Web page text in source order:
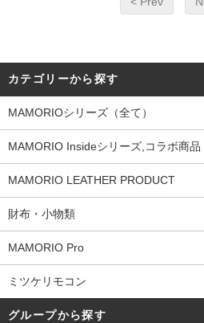
カテゴリーから探す
MAMORIOシリーズ（全て）
MAMORIO Insideシリーズ,コラボ商品
MAMORIO LEATHER PRODUCT
財布・小物類
MAMORIO Pro
ミツケリモコン
グループから探す